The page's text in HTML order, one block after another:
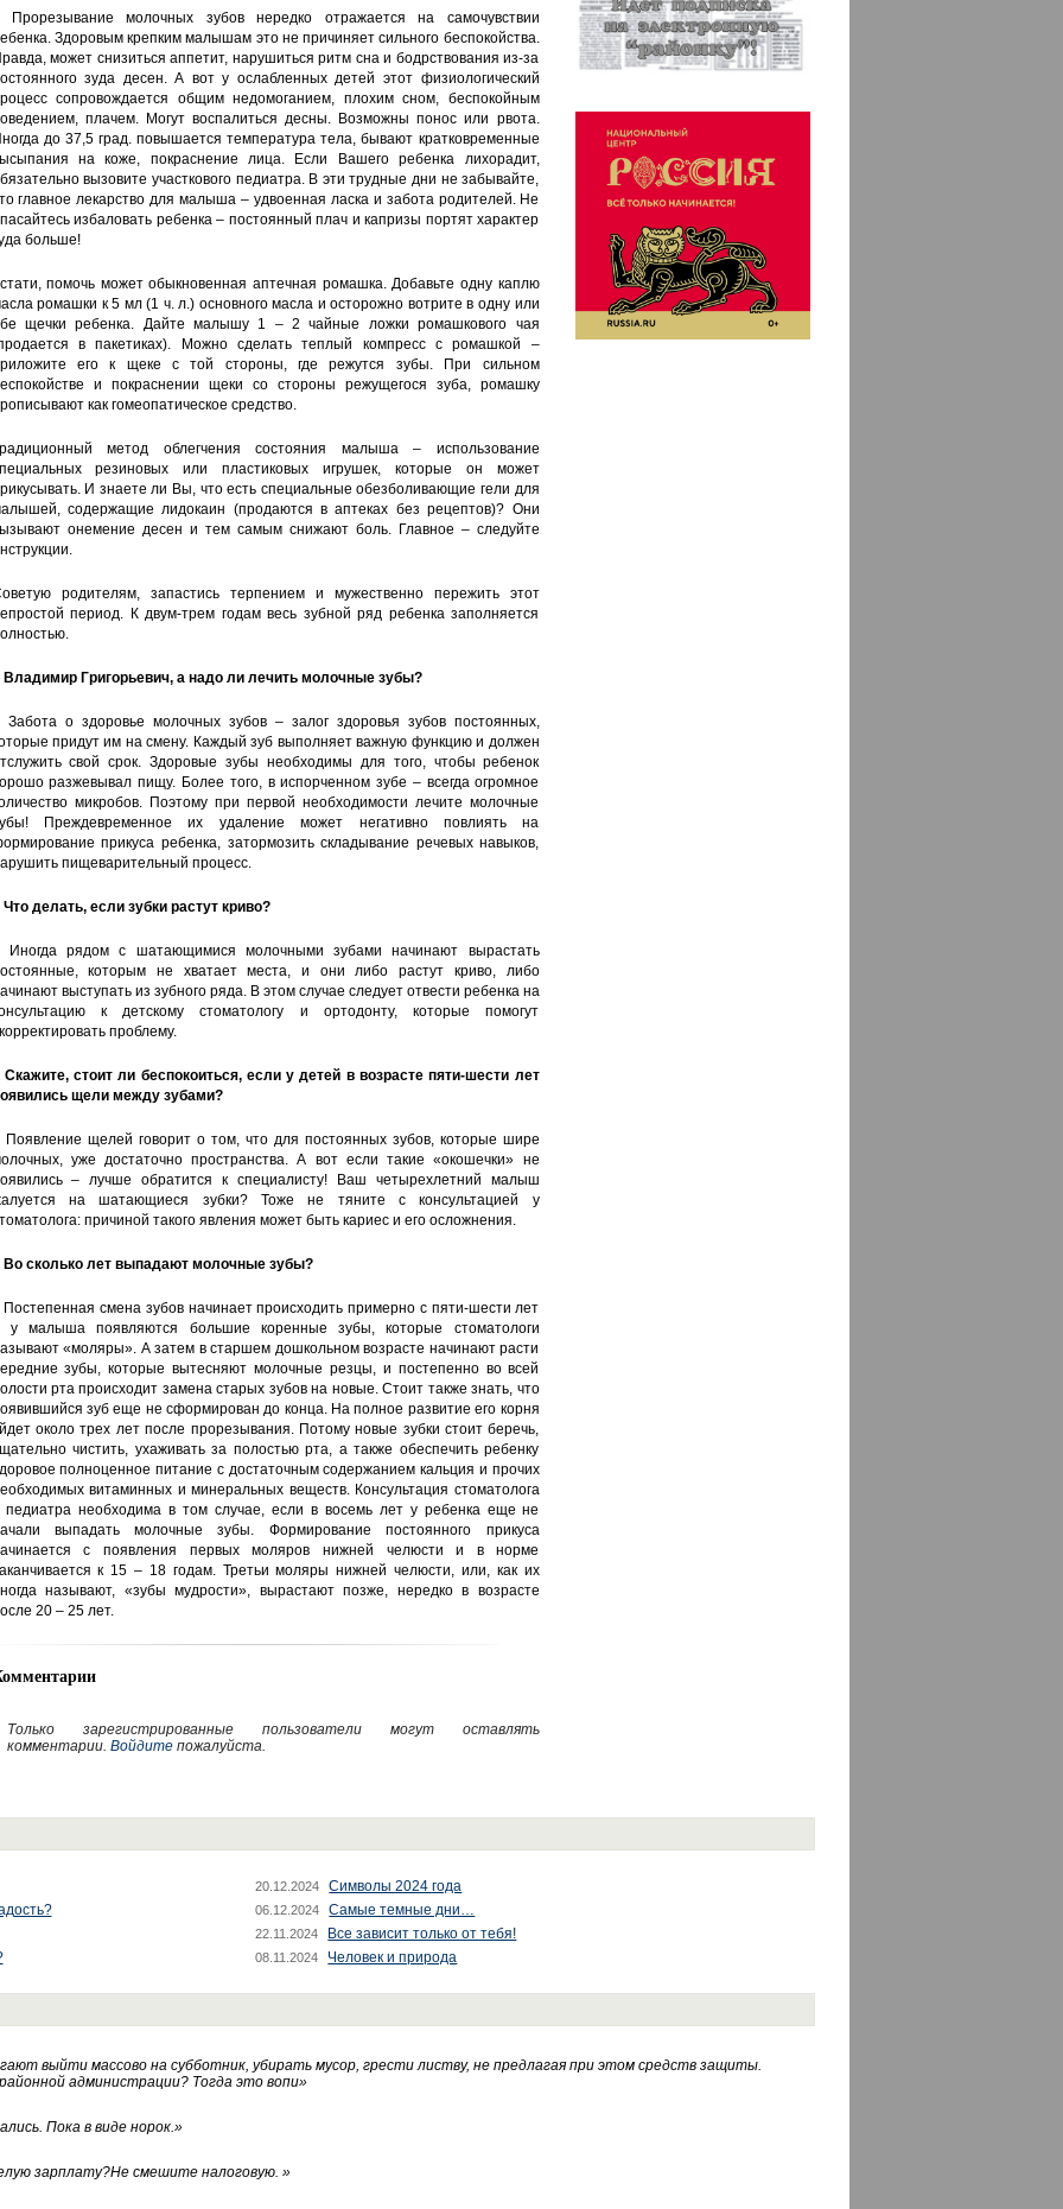
Прорезывание молочных зубов нередко отражается на самочувствии
Здоровым крепким малышам это не причиняет сильного беспокойства.
может снизиться аппетит, нарушиться ритм сна и бодрствования из-за
зуда десен. А вот у ослабленных детей этот физиологический
сопровождается общим недомоганием, плохим сном, беспокойным
плачем. Могут воспалиться десны. Возможны понос или рвота.
до 37,5 град. повышается температура тела, бывают кратковременные
на коже, покраснение лица. Если Вашего ребенка лихорадит,
вызовите участкового педиатра. В эти трудные дни не забывайте,
главное лекарство для малыша – удвоенная ласка и забота родителей. Не
избаловать ребенка – постоянный плач и капризы портят характер
больше!
помочь может обыкновенная аптечная ромашка. Добавьте одну каплю
ромашки к 5 мл (1 ч. л.) основного масла и осторожно вотрите в одну или
щечки ребенка. Дайте малышу 1 – 2 чайные ложки ромашкового чая
в пакетиках). Можно сделать теплый компресс с ромашкой –
его к щеке с той стороны, где режутся зубы. При сильном
и покраснении щеки со стороны режущегося зуба, ромашку
как гомеопатическое средство.
метод облегчения состояния малыша – использование
резиновых или пластиковых игрушек, которые он может
И знаете ли Вы, что есть специальные обезболивающие гели для
содержащие лидокаин (продаются в аптеках без рецептов)? Они
онемение десен и тем самым снижают боль. Главное – следуйте
родителям, запастись терпением и мужественно пережить этот
период. К двум-трем годам весь зубной ряд ребенка заполняется
Владимир Григорьевич, а надо ли лечить молочные зубы?
Забота о здоровье молочных зубов – залог здоровья зубов постоянных,
придут им на смену. Каждый зуб выполняет важную функцию и должен
свой срок. Здоровые зубы необходимы для того, чтобы ребенок
разжевывал пищу. Более того, в испорченном зубе – всегда огромное
микробов. Поэтому при первой необходимости лечите молочные
Преждевременное их удаление может негативно повлиять на
прикуса ребенка, затормозить складывание речевых навыков,
пищеварительный процесс.
Что делать, если зубки растут криво?
Иногда рядом с шатающимися молочными зубами начинают вырастать
которым не хватает места, и они либо растут криво, либо
выступать из зубного ряда. В этом случае следует отвести ребенка на
к детскому стоматологу и ортодонту, которые помогут
проблему.
Скажите, стоит ли беспокоиться, если у детей в возрасте пяти-шести лет
щели между зубами?
Появление щелей говорит о том, что для постоянных зубов, которые шире
уже достаточно пространства. А вот если такие «окошечки» не
– лучше обратится к специалисту! Ваш четырехлетний малыш
на шатающиеся зубки? Тоже не тяните с консультацией у
причиной такого явления может быть кариес и его осложнения.
Во сколько лет выпадают молочные зубы?
Постепенная смена зубов начинает происходить примерно с пяти-шести лет
у малыша появляются большие коренные зубы, которые стоматологи
«моляры». А затем в старшем дошкольном возрасте начинают расти
зубы, которые вытесняют молочные резцы, и постепенно во всей
рта происходит замена старых зубов на новые. Стоит также знать, что
зуб еще не сформирован до конца. На полное развитие его корня
около трех лет после прорезывания. Потому новые зубки стоит беречь,
чистить, ухаживать за полостью рта, а также обеспечить ребенку
полноценное питание с достаточным содержанием кальция и прочих
витаминных и минеральных веществ. Консультация стоматолога
педиатра необходима в том случае, если в восемь лет у ребенка еще не
выпадать молочные зубы. Формирование постоянного прикуса
с появления первых моляров нижней челюсти и в норме
к 15 – 18 годам. Третьи моляры нижней челюсти, или, как их
называют, «зубы мудрости», вырастают позже, нередко в возрасте
20 – 25 лет.
Только зарегистрированные пользователи могут оставлять
комментарии. Войдитепожалуйста.
20.12.2024 Символы 2024 года
06.12.2024 Самые темные дни…
22.11.2024 Все зависит только от тебя!
08.11.2024 Человек и природа
выйти массово на субботник, убирать мусор, грести листву, не предлагая при этом средств защиты.
администрации? Тогда это вопи»
Пока в виде норок.»
зарплату?Не смешите налоговую. »